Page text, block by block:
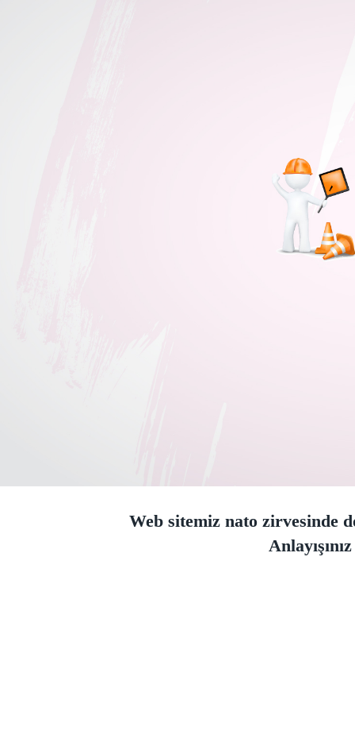
Web sitemiz nato zirvesinde